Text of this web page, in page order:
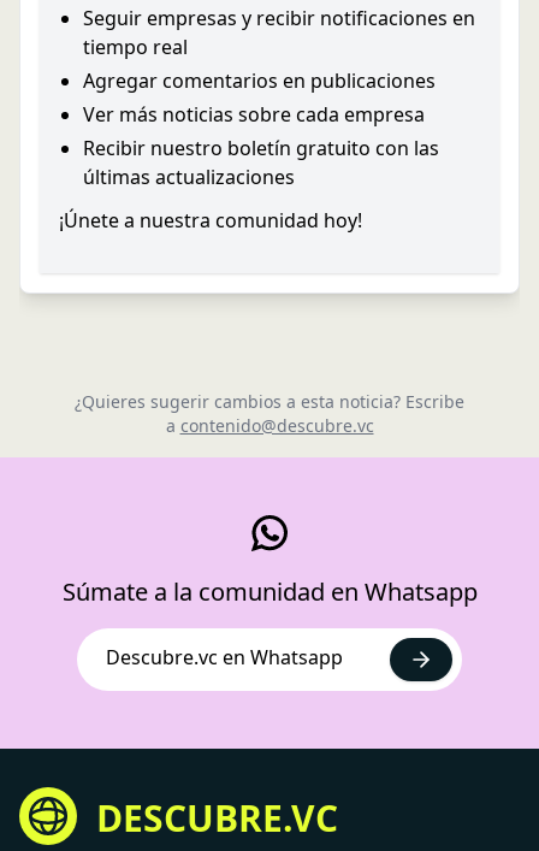
Seguir empresas y recibir notificaciones en
tiempo real
Agregar comentarios en publicaciones
Ver más noticias sobre cada empresa
Recibir nuestro boletín gratuito con las
últimas actualizaciones
¡Únete a nuestra comunidad hoy!
¿Quieres sugerir cambios a esta noticia? Escribe
a contenido@descubre.vc
Súmate a la comunidad en Whatsapp
Descubre.vc en Whatsapp
DESCUBRE.VC